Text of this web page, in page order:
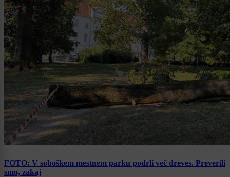
FOTO: V soboškem mestnem parku podrli več dreves. Preverili
smo, zakaj